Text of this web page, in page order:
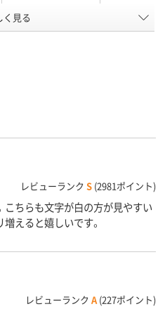
黒
く見る
レビューランク S (2981ポイント)
こちらも文字が白の方が見やすい
えると嬉しいです。
レビューランク A (227ポイント)